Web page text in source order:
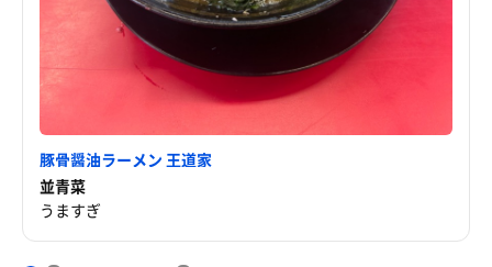
豚骨醤油ラーメン 王道家
並青菜
うますぎ